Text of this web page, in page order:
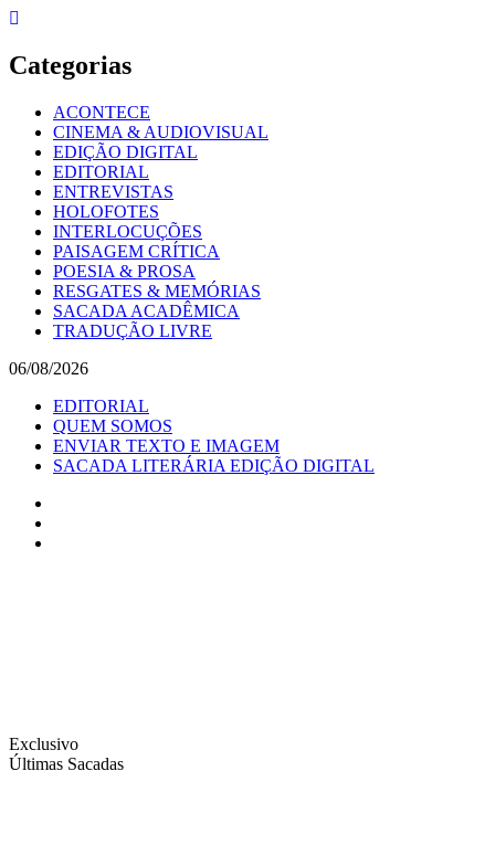
Skip
content
Categorias
ACONTECE
CINEMA & AUDIOVISUAL
EDIÇÃO DIGITAL
EDITORIAL
ENTREVISTAS
HOLOFOTES
INTERLOCUÇÕES
PAISAGEM CRÍTICA
POESIA & PROSA
RESGATES & MEMÓRIAS
SACADA ACADÊMICA
TRADUÇÃO LIVRE
06/08/2026
EDITORIAL
QUEM SOMOS
ENVIAR TEXTO E IMAGEM
SACADA LITERÁRIA EDIÇÃO DIGITAL
Exclusivo
Últimas Sacadas